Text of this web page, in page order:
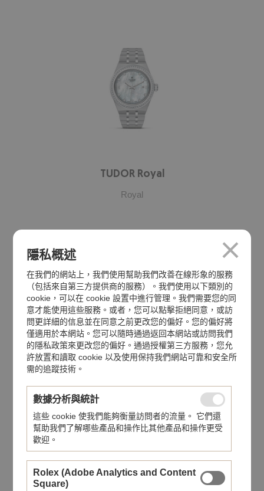
TUDOR Royal
Royal
TUDOR Royal
Royal
隱私概述
在我們的網站上，我們使用幫助我們改善在線形象的服務
（包括來自第三方提供商的服務）。我們使用以下類別的
cookie，可以在 cookie 設置中進行管理。我們需要您的同
意才能使用這些服務。或者，您可以點擊拒絕同意，或訪
問更詳細的信息並在同意之前更改您的偏好。您的偏好將
僅適用於本網站。您可以隨時通過返回本網站或訪問我們
的隱私政策來更改您的偏好。通過授權第三方服務，您允
許放置和讀取 cookie 以及使用保持我們網站可靠和安全所
需的追蹤技術。
數據分析與統計
這些 cookie 使我們能夠衡量訪問者的流量。 它們還
幫助我們了解哪些產品和操作比其他產品和操作更受
歡迎。
Rolex (Adobe Analytics and Content
Square)